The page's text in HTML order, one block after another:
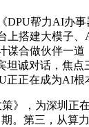
帮力AI办事
搭建大模子、
合做伙伴一
诚对话，焦
正在成为AI根
》，为深圳正
。第三，从算